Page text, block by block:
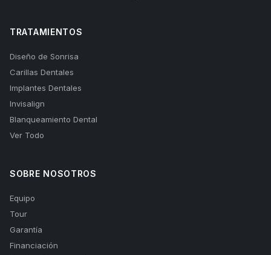
TRATAMIENTOS
Diseño de Sonrisa
Carillas Dentales
Implantes Dentales
Invisalign
Blanqueamiento Dental
Ver Todo
SOBRE NOSOTROS
Equipo
Tour
Garantía
Financiación